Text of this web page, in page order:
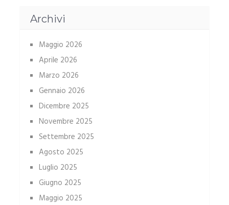
Archivi
Maggio 2026
Aprile 2026
Marzo 2026
Gennaio 2026
Dicembre 2025
Novembre 2025
Settembre 2025
Agosto 2025
Luglio 2025
Giugno 2025
Maggio 2025